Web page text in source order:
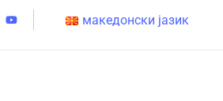
македонски јазик